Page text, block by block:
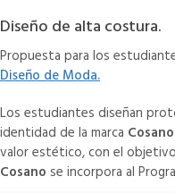
Diseño de alta costura.
Propuesta para los
Diseño de Moda.
Los estudiantes diseñan
identidad de la marca
valor estético, con el
Cosano se incorpora al